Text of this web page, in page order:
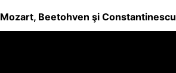
Mozart, Beetohven şi Constantinescu